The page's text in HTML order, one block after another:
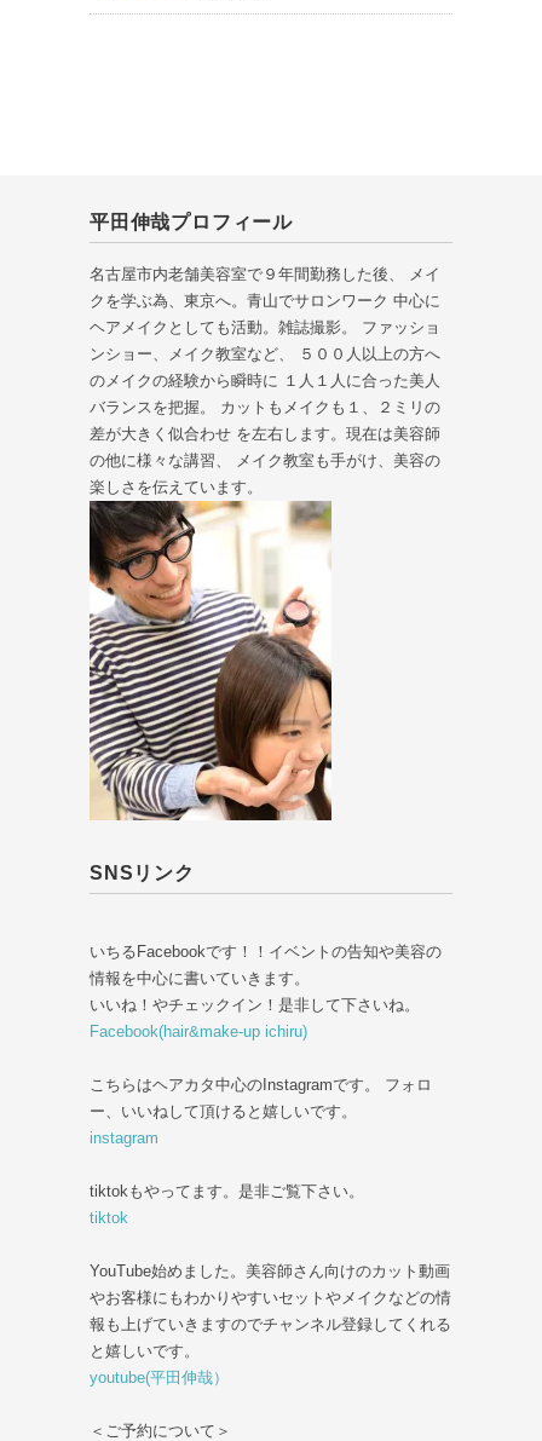
平田伸哉プロフィール
名古屋市内老舗美容室で９年間勤務した後、 メイ
クを学ぶ為、東京へ。青山でサロンワーク 中心に
ヘアメイクとしても活動。雑誌撮影。 ファッショ
ンショー、メイク教室など、 ５００人以上の方へ
のメイクの経験から瞬時に １人１人に合った美人
バランスを把握。 カットもメイクも１、２ミリの
差が大きく似合わせ を左右します。現在は美容師
の他に様々な講習、 メイク教室も手がけ、美容の
楽しさを伝えています。
SNSリンク
いちるFacebookです！！イベントの告知や美容の
情報を中心に書いていきます。
いいね！やチェックイン！是非して下さいね。
Facebook(hair&make-up ichiru)
こちらはヘアカタ中心のInstagramです。 フォロ
ー、いいねして頂けると嬉しいです。
instagram
tiktokもやってます。是非ご覧下さい。
tiktok
YouTube始めました。美容師さん向けのカット動画
やお客様にもわかりやすいセットやメイクなどの情
報も上げていきますのでチャンネル登録してくれる
と嬉しいです。
youtube(平田伸哉）
＜ご予約について＞